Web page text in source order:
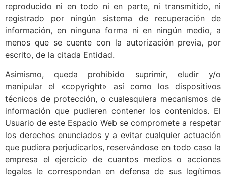
reproducido ni en todo ni en parte, ni transmitido, ni
registrado por ningún sistema de recuperación de
información, en ninguna forma ni en ningún medio, a
menos que se cuente con la autorización previa, por
escrito, de la citada Entidad.
Asimismo, queda prohibido suprimir, eludir y/o
manipular el «copyright» así como los dispositivos
técnicos de protección, o cualesquiera mecanismos de
información que pudieren contener los contenidos. El
Usuario de este Espacio Web se compromete a respetar
los derechos enunciados y a evitar cualquier actuación
que pudiera perjudicarlos, reservándose en todo caso la
empresa el ejercicio de cuantos medios o acciones
legales le correspondan en defensa de sus legítimos